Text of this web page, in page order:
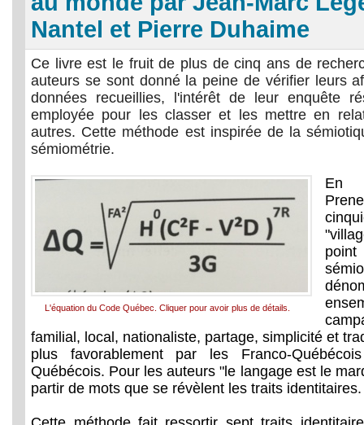
Nantel et Pierre Duhaime
Ce livre est le fruit de plus de cinq ans de
auteurs se sont donné la peine de vérifier leurs
données recueillies, l'intérêt de leur enquête
employée pour les classer et les mettre en
autres. Cette méthode est inspirée de la
sémiométrie.
L'équation du Code Québec. Cliquer pour avoir plus de détails.
En
familial, local, nationaliste, partage, simplicité et
plus favorablement par les Franco-
Québécois. Pour les auteurs "le langage est le
partir de mots que se révèlent les traits identitaires.